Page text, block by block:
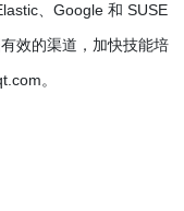
、Google 和 SUSE
效的渠道，加快技能培
。